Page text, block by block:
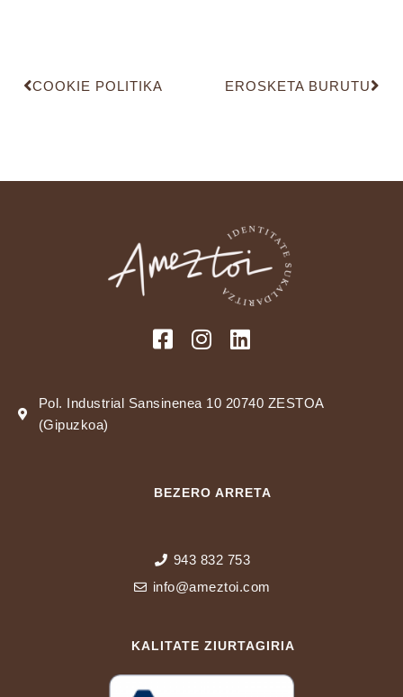
COOKIE POLITIKA EROSKETA BURUTU
Pol. Industrial Sansinenea 10 20740 ZESTOA
(Gipuzkoa)
BEZERO ARRETA
943 832 753
info@ameztoi.com
KALITATE ZIURTAGIRIA